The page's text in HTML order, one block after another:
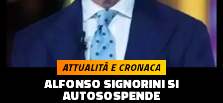
ALFONSO SIGNORINI SI
AUTOSOSPENDE
ATTUALITÀ E CRONACA